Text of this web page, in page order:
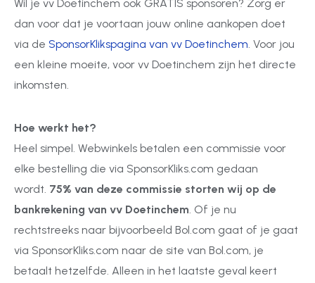
Wil je vv Doetinchem ook GRATIS sponsoren? Zorg er
dan voor dat je voortaan jouw online aankopen doet
via de SponsorKlikspagina van vv Doetinchem . Voor jou
een kleine moeite, voor vv Doetinchem zijn het directe
inkomsten.
Hoe werkt het?
Heel simpel. Webwinkels betalen een commissie voor
elke bestelling die via SponsorKliks.com gedaan
wordt. 75% van deze commissie storten wij op de
bankrekening van vv Doetinchem . Of je nu
rechtstreeks naar bijvoorbeeld Bol.com gaat of je gaat
via SponsorKliks.com naar de site van Bol.com, je
betaalt hetzelfde. Alleen in het laatste geval keert